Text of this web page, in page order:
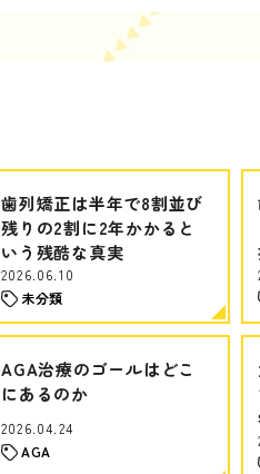
歯列矯正は半年で8割並び
残りの2割に2年かかると
いう残酷な真実
2026.06.10
未分類
AGA治療のゴールはどこ
にあるのか
2026.04.24
AGA